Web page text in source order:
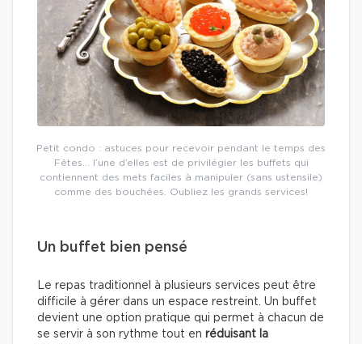
Petit condo : astuces pour recevoir pendant le temps des
Fêtes… l’une d’elles est de privilégier les buffets qui
contiennent des mets faciles à manipuler (sans ustensile)
comme des bouchées. Oubliez les grands services!
Un buffet bien pensé
Le repas traditionnel à plusieurs services peut être
difficile à gérer dans un espace restreint. Un buffet
devient une option pratique qui permet à chacun de
se servir à son rythme tout en réduisant la